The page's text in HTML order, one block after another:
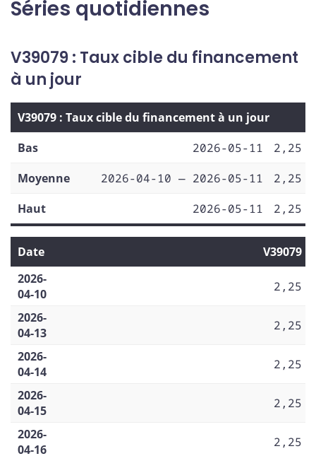
Séries quotidiennes
V39079 : Taux cible du financement
à un jour
V39079 : Taux cible du financement à un jour
Bas
2026-05-11
2,25
Moyenne
2026-04-10 — 2026-05-11
2,25
Haut
2026-05-11 2,25
Date
V39079
2026-
04-10
2,25
2026-
04-13
2,25
2026-
04-14
2,25
2026-
04-15
2,25
2026-
04-16
2,25